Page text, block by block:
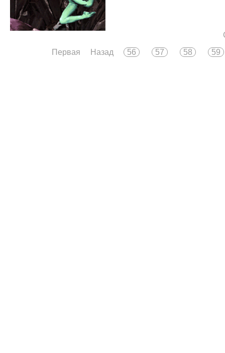
Первая
Назад 56 57 58 59